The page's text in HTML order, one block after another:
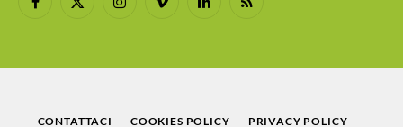
Facebook
X
InstagramVimeo LinkedInRSS
CONTATTACI COOKIES POLICY PRIVACY POLICY